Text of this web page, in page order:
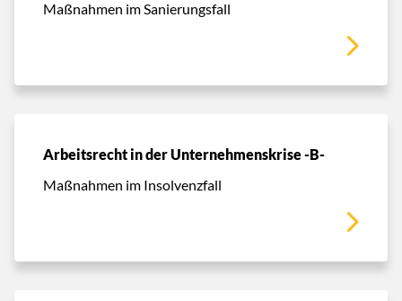
Maßnahmen im Sanierungsfall
Arbeitsrecht in der Unternehmenskrise -B-
Maßnahmen im Insolvenzfall